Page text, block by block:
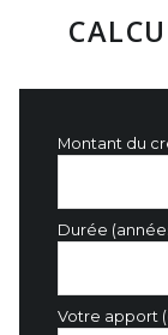
Montant du
Durée
Votre apport